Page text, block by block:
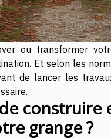
ou transformer
Et selon les
de lancer les
construire
grange ?